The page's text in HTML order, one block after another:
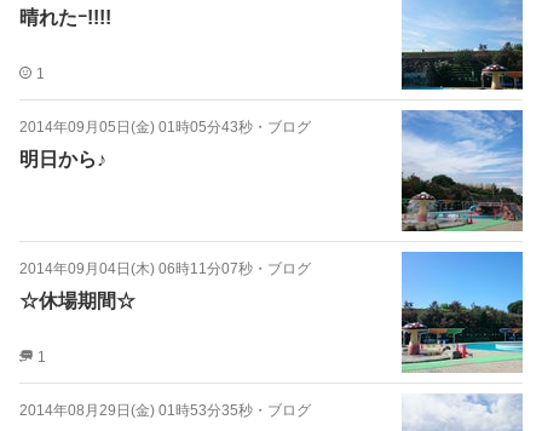
晴れたｰ!!!!
1
2014年09月05日(金) 01時05分43秒 ・ ブログ
明日から♪
2014年09月04日(木) 06時11分07秒 ・ ブログ
☆休場期間☆
1
2014年08月29日(金) 01時53分35秒 ・ ブログ